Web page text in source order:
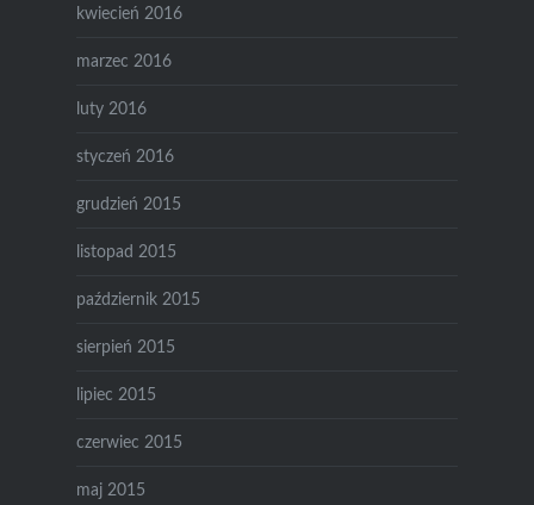
kwiecień 2016
marzec 2016
luty 2016
styczeń 2016
grudzień 2015
listopad 2015
październik 2015
sierpień 2015
lipiec 2015
czerwiec 2015
maj 2015